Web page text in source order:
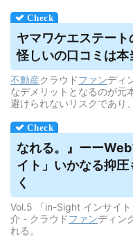
ヤマワケエステート
怪しいの口コミは
不動産クラウドファンディ
なデメリットとなるのが元
避けられないリスクであり
なれる。』ーー
イト」いかなる抑
く
Vol.5 「in-Sight インサイ
介 - クラウドファンディン
れる。